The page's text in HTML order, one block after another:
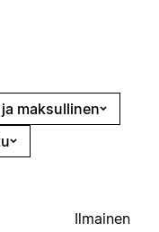
maksullinen
Ilmainen